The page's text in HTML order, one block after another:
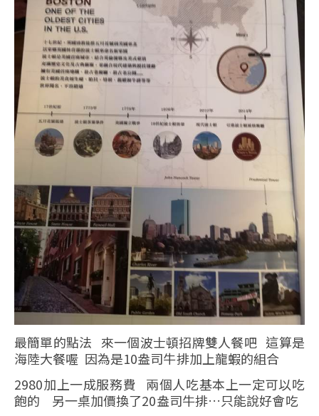
最簡單的點法 來一個波士頓招牌雙人餐吧 這算是
海陸大餐喔 因為是10盎司牛排加上龍蝦的組合
2980加上一成服務費 兩個人吃基本上一定可以吃
飽的 另一桌加價換了20盎司牛排…只能說好會吃